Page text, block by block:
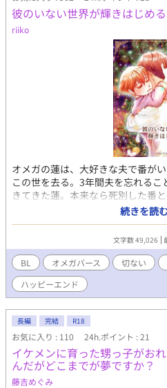
か、騎士団寮で騎士たちの料理を
にヴァニタス含め、騎士たち全員
た。 そんなある日、ヴァニタスは
聞き、魔物の討伐遠征に出向くこ
や成功を願った御城はヴァニタス
の弁当を渡す。 それに感動し、自
ヴァニタスは皆の前で御城へキス
を呼ぶことになった。 ヴァニタス
リザベート令嬢の策略により、御
の救出に成功するも、救出までに
御城は瀕死の状態。 その間、ヴァ
でやっと御城への感情が恋である
ら、ヴァニタスは溺愛と嫉妬、そ
分のものにするために落としにか
力を使い、この国を救うことがで
タスの恋の行く末は？
いただきありがとうございます！
ない部分を5話ほど追加で投稿す
願いいたします。 この作品は他サ
彼のいない世界が輝きはじめ
riiko
オメガの蓮は、大好きな夫で番が
この世を去る。3年間夫を忘れる
きてきた蓮。本来なら死別した番
他のアルファを誘うフェロモンが
れを失った。 夢の中でしか会えな
る。 ある日、今年は3年ぶりにホ
た。 もしも今年のクリスマスに
願掛けをする蓮。 しかし決意をし
だった人と再会した。 彼が言う。
由に使っていい。それが終わる時
めて欲しい。「彼の願いをどうか
に思うも、翌日尋ねてきた運命の
て…… クリスマスが見せる奇跡の3
すが、riikoなりに作り出した世界
です。 表紙はまめさん（＠
した! 再会した二人の感動が(ノД`)
は ※マークをタイトルにつけます
続きを読
文字数 49,026
BL オメガバース 切ない
ハッピーエンド
長編 完結 R18
お気に入り : 110 24h.ポイント : 21
イケメンに育った甥っ子がお
んだがどこまでが夢ですか？
藤吉めぐみ